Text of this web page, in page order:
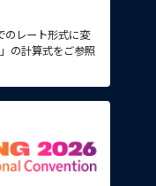
のレート形式に変
の計算式をご参照